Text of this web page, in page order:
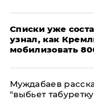
Списки уже
узнал, как
мобилизовать
Муждабаев
"выбьет